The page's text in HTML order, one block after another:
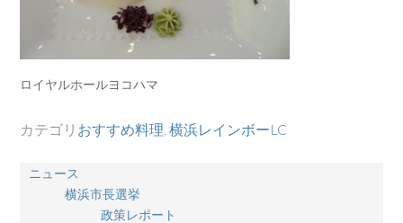
ロイヤルホールヨコハマ
カテゴリ おすすめ料理 ,横浜レインボーLC
ニュース
横浜市長選挙
政策レポート